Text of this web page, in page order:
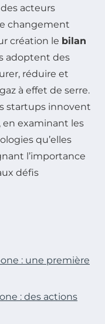
acteurs
changement
création le bilan
adoptent des
réduire et
à effet de serre.
startups innovent
examinant les
qu’elles
l’importance
défis
: une première
: des actions